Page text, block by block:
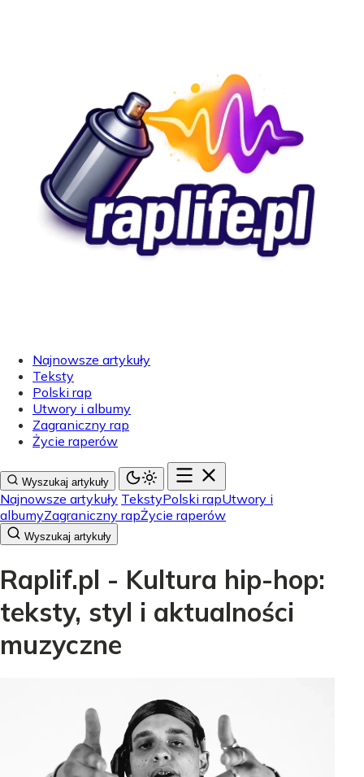
Najnowsze artykuły
Teksty
Polski rap
Utwory i albumy
Zagraniczny rap
Życie raperów
Wyszukaj artykuły
Najnowsze artykuły TekstyPolski rapUtwory i
albumyZagraniczny rapŻycie raperów
Wyszukaj artykuły
Raplif.pl - Kultura hip-hop:
teksty, styl i aktualności
muzyczne